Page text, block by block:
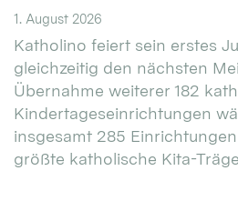
1. August 2026
Katholino feiert sein erstes
gleichzeitig den nächsten
Übernahme weiterer 182
Kindertageseinrichtungen
insgesamt 285
größte katholische Kita-